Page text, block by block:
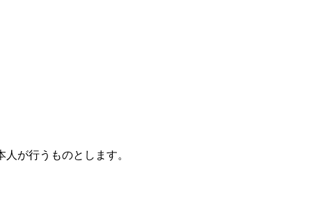
が行うものとします。